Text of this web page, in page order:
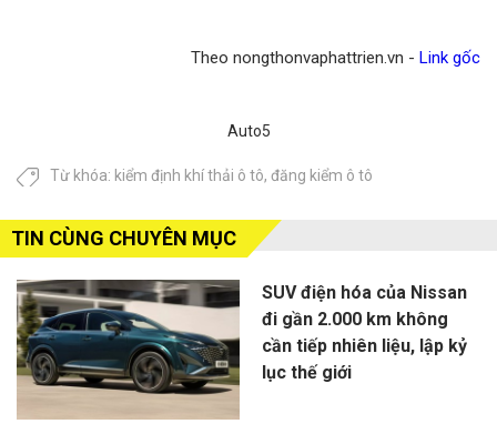
Theo nongthonvaphattrien.vn - Link gốc
Auto5
Từ khóa: kiểm định khí thải ô tô, đăng kiểm ô tô
TIN CÙNG CHUYÊN MỤC
SUV điện hóa của Nissan
đi gần 2.000 km không
cần tiếp nhiên liệu, lập kỷ
lục thế giới